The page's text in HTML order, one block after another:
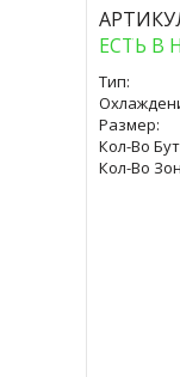
ЕСТЬ В
Тип:
Размер:
Кол-Во
Кол-Во
Купить